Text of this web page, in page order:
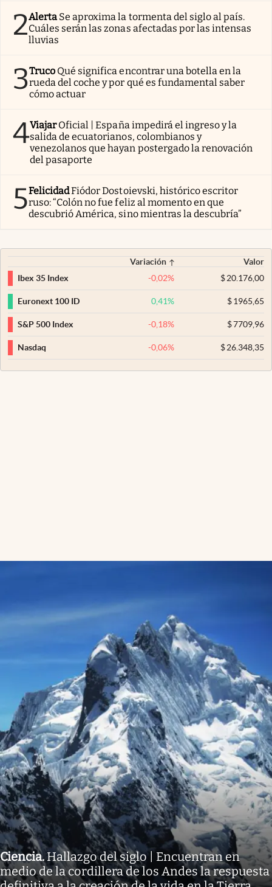
2Alerta Se aproxima la tormenta del siglo al país.
Cuáles serán las zonas afectadas por las intensas
lluvias
3Truco Qué significa encontrar una botella en la
rueda del coche y por qué es fundamental saber
cómo actuar
4Viajar Oficial | España impedirá el ingreso y la
salida de ecuatorianos, colombianos y
venezolanos que hayan postergado la renovación
del pasaporte
5FelicidadFiódor Dostoievski, histórico escritor
ruso: “Colón no fue feliz al momento en que
descubrió América, sino mientras la descubría”
Variación
Valor
Ibex 35 Index
-0,02% $20.176,00
Euronext 100 ID 0,41% $1965,65
S&P 500 Index -0,18% $7709,96
Nasdaq -0,06% $26.348,35
Ciencia.Hallazgo del siglo | Encuentran en
medio de la cordillera de los Andes la respuesta